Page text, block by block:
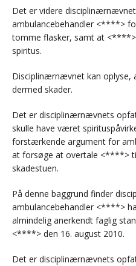
Det er videre
ambulancebehandler <****>
tomme flasker, samt at
spiritus.
Disciplinærnævnet kan oplyse,
dermed skader.
Det er disciplinærnævnets
skulle have været
forstærkende argument for
at forsøge at overtale <****>
skadestuen.
På denne baggrund finder
ambulancebehandler <****>
almindelig anerkendt faglig
<****> den 16. august 2010.
Det er disciplinærnævnets